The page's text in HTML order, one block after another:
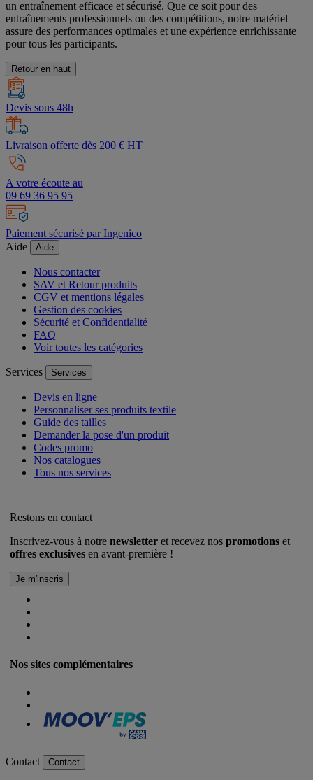
un entraînement efficace et sécurisé. Que ce soit pour des
entraînements professionnels ou des compétitions, notre matériel
assure des performances optimales et une expérience enrichissante
pour tous les participants.
Retour en haut
Devis sous 48h
Livraison offerte dès 200 € HT
A votre écoute au
09 69 36 95 95
Paiement sécurisé par Ingenico
Aide
Aide
Nous contacter
SAV et Retour produits
CGV et mentions légales
Gestion des cookies
Sécurité et Confidentialité
FAQ
Voir toutes les catégories
Services Services
Devis en ligne
Personnaliser ses produits textile
Guide des tailles
Demander la pose d'un produit
Codes promo
Nos catalogues
Tous nos services
Restons en contact
Inscrivez-vous à notre newsletter et recevez nos promotions et
offres exclusives en avant-première !
Nos sites complémentaires
Contact Contact